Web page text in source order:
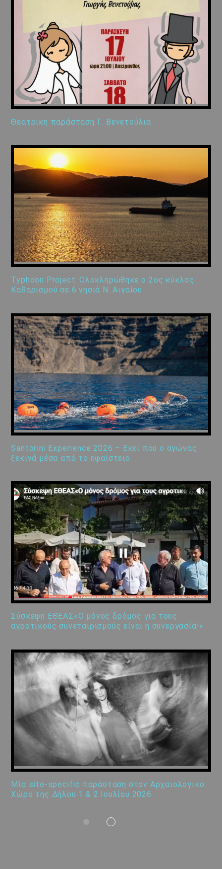
Θεατρική παράσταση Γ. Βενετούλια
Typhoon Project: Ολοκληρώθηκε ο 2ος κύκλος
Καθαρισμού σε 6 νησιά Ν. Αιγαίου
Santorini Experience 2026 – Εκεί που ο αγώνας
ξεκινά μέσα από το ηφαίστειο
Σύσκεψη ΕΘΕΑΣ«Ο μόνος δρόμος για τους
αγροτικούς συνεταιρισμούς είναι η συνεργασία!»
Μία site-specific παράσταση στον Αρχαιολογικό
Χώρο της Δήλου 1 & 2 Ιουλίου 2026